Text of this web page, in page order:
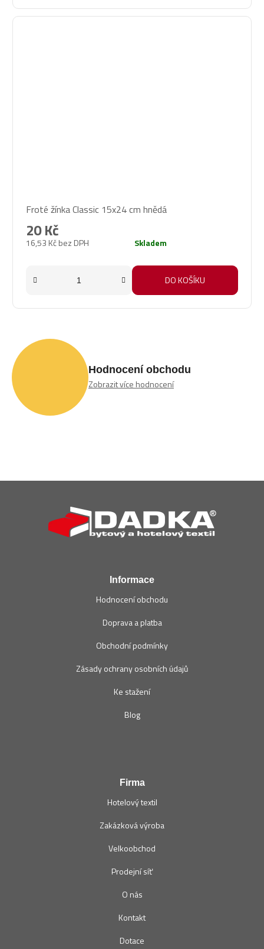
Froté žínka Classic 15x24 cm hnědá
16,53 Kč bez DPH
20 Kč
Skladem
DO KOŠÍKU
Hodnocení obchodu
Zobrazit více hodnocení
Informace
Hodnocení obchodu
Doprava a platba
Obchodní podmínky
Zásady ochrany osobních údajů
Ke stažení
Blog
Firma
Hotelový textil
Zakázková výroba
Velkoobchod
Prodejní síť
O nás
Kontakt
Dotace